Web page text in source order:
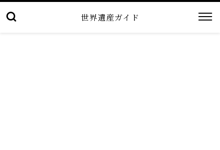
世界遺産ガイド